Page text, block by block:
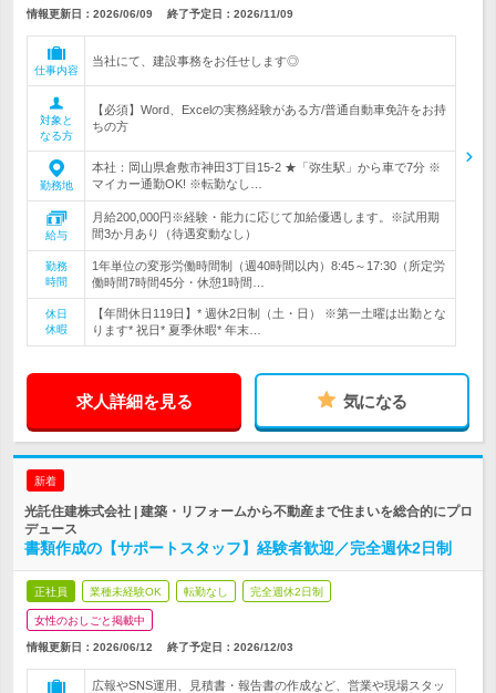
情報更新日：2026/06/09 終了予定日： 2026/11/09
仕事内容
当社にて、建設事務をお任せします◎
対象と
なる方
【必須】Word、Excelの実務経験がある方/普通自動車免許をお持
ちの方
勤務地
本社：岡山県倉敷市神田3丁目15-2 ★「弥生駅」から車で7分 ※
マイカー通勤OK! ※転勤なし…
給与
月給200,000円※経験・能力に応じて加給優遇します。※試用期
間3か月あり（待遇変動なし）
勤務
時間
1年単位の変形労働時間制（週40時間以内）8:45～17:30（所定労
働時間7時間45分・休憩1時間…
休日
休暇
【年間休日119日】* 週休2日制（土・日） ※第一土曜は出勤とな
ります* 祝日* 夏季休暇* 年末…
求人詳細を見る 気になる
新着
光託住建株式会社 | 建築・リフォームから不動産まで住まいを総合的にプロ
デュース
書類作成の【サポートスタッフ】経験者歓迎／完全週休2日制
正社員 業種未経験OK 転勤なし 完全週休2日制
女性のおしごと掲載中
情報更新日：2026/06/12 終了予定日： 2026/12/03
広報やSNS運用、見積書・報告書の作成など、営業や現場スタッ